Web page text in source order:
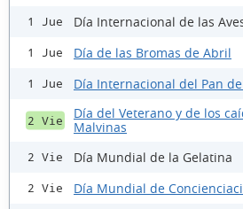
1 Jue Día Internacional de las
1 Jue Día de las Bromas de Abril
1 Jue Día Internacional del Pan
2 Vie
Día del Veterano y de los
Malvinas
2 Vie Día Mundial de la Gelatina
2 Vie Día Mundial de